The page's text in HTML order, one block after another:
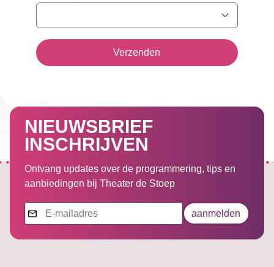
Verzenden
NIEUWSBRIEF
INSCHRIJVEN
Ontvang updates over de programmering, tips en
aanbiedingen bij Theater de Stoep
Nieuwsbrief aanmelden